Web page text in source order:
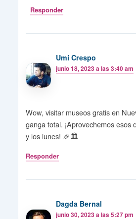
Responder
Umi Crespo
junio 18, 2023 a las 3:40 am
Wow, visitar museos gratis en
ganga total. ¡Aprovechemos esos
y los lunes! 🎉🏛️
Responder
Dagda Bernal
junio 30, 2023 a las 5:27 pm